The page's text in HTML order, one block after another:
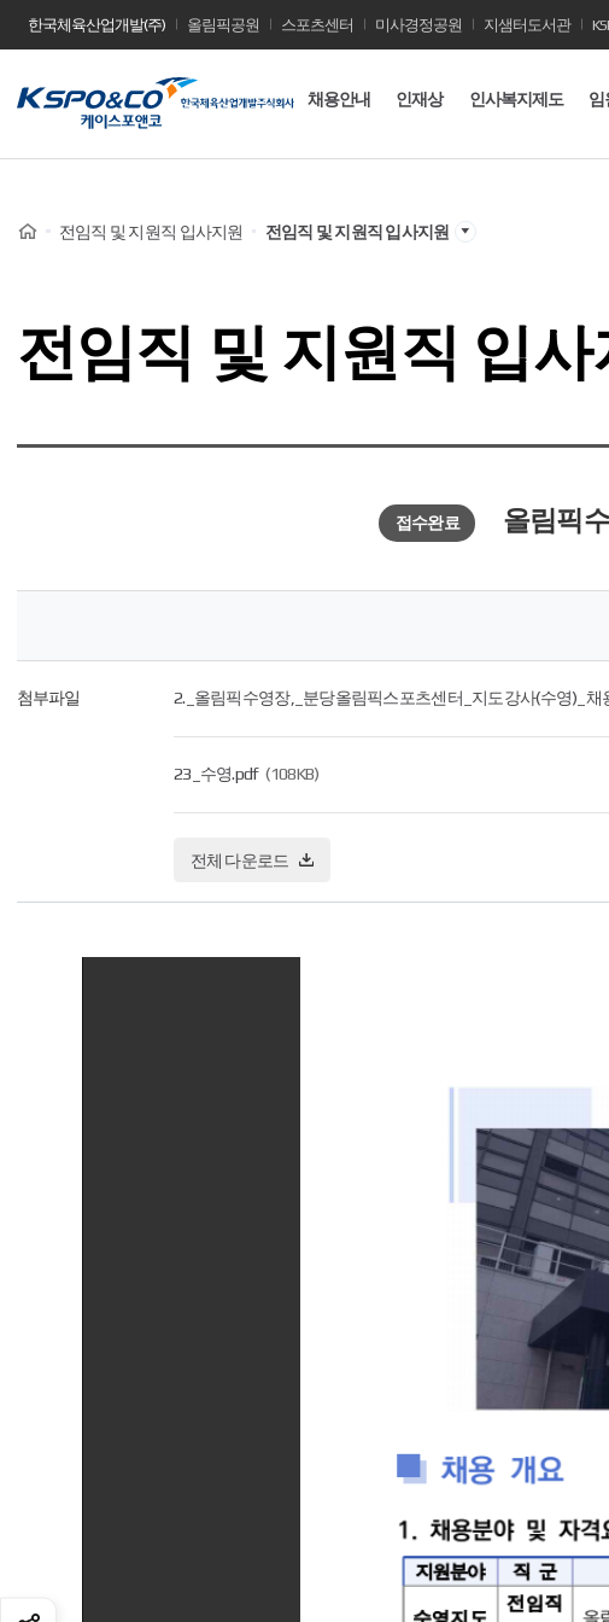
한국체육산업개발(주) 올림픽공원 스포츠센터 미사경정공원 지샘터도서관
사
이
채용안내 인재상 인사복지제도 임
Home전임직 및 지원직 입사지원 전임직 및 지원직 입사지원
전임직 및 지원직 입사
접수완료 올림픽
첨부파일 2._올림픽수영장,_분당올림픽스포츠센터_지도강사(수영)_채
23_수영.pdf (108KB)
전체 다운로드